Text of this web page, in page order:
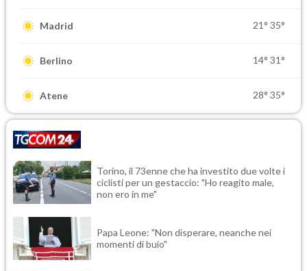
Madrid 21° 35°
Berlino 14° 31°
Atene 28° 35°
Torino, il 73enne che ha investito due volte i
ciclisti per un gestaccio: "Ho reagito male,
non ero in me"
Papa Leone: "Non disperare, neanche nei
momenti di buio"